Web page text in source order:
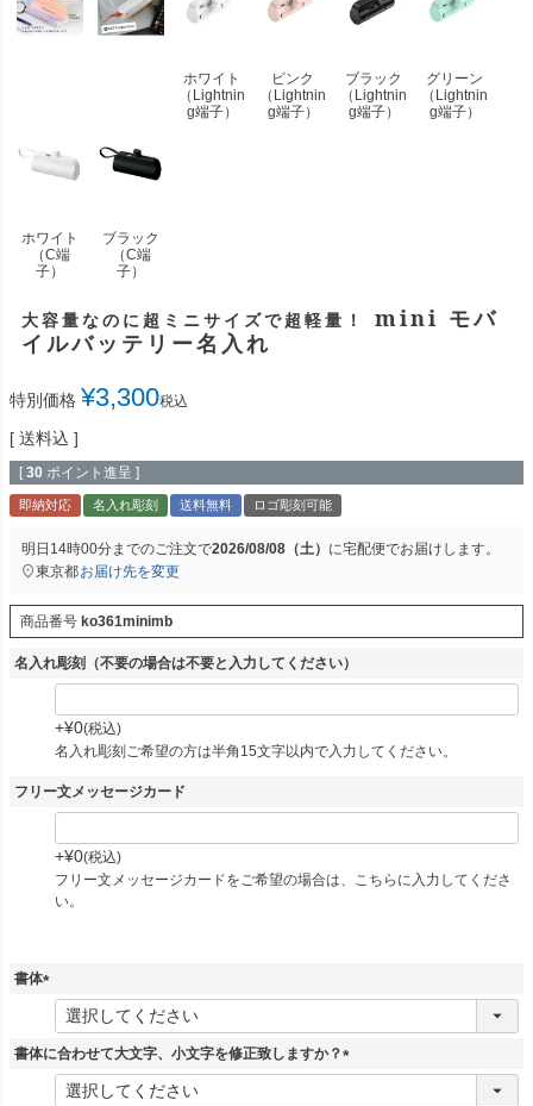
ホワイト
（Lightnin
g端子）
ピンク
（Lightnin
g端子）
ブラック
（Lightnin
g端子）
グリーン
（Lightnin
g端子）
ホワイト
（C端
子）
ブラック
（C端
子）
大容量なのに超ミニサイズで超軽量！
mini モバ
イルバッテリー名入れ
特別価格 ¥3,300税込
送料込
[ 30 ポイント進呈 ]
即納対応 名入れ彫刻 送料無料 ロゴ彫刻可能
明日 14時00分までのご注文で2026/08/08（土） に宅配便でお届けします。
東京都お届け先を変更
商品番号 ko361minimb
名入れ彫刻（不要の場合は不要と入力してください）
+¥0 税込
名入れ彫刻ご希望の方は半角15文字以内で入力してください。
フリー文メッセージカード
+¥0 税込
フリー文メッセージカードをご希望の場合は、こちらに入力してくださ
い。
書体
須
書体に合わせて大文字、小文字を修正致しますか？
(